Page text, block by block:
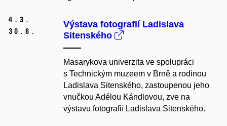
4. 3.
30. 6.
Výstava fotografií Ladislava
Sitenského
Masarykova univerzita ve spolupráci
s Technickým muzeem v Brně a rodinou
Ladislava Sitenského, zastoupenou jeho
vnučkou Adélou Kándlovou, zve na
výstavu fotografií Ladislava Sitenského.